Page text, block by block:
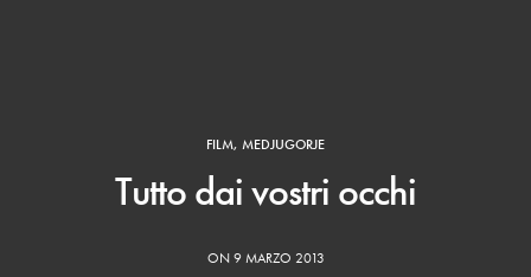
FILM, MEDJUGORJE
Tutto dai vostri occhi
ON 9 MARZO 2013